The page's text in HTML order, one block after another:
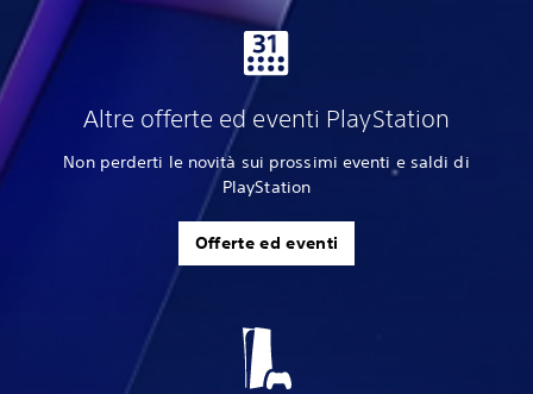
Altre offerte ed eventi PlayStation
Non perderti le novità sui prossimi eventi e saldi di
PlayStation
Offerte ed eventi